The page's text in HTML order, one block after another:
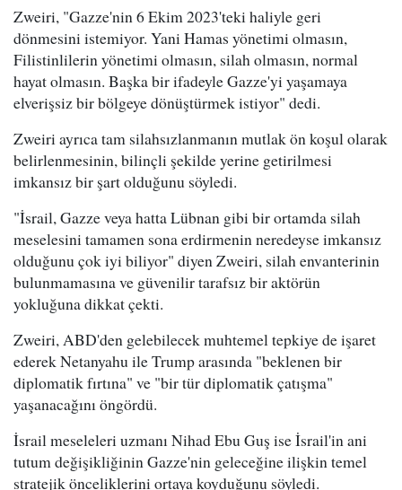
Zweiri, "Gazze'nin 6 Ekim 2023'teki haliyle geri
dönmesini istemiyor. Yani Hamas yönetimi olmasın,
Filistinlilerin yönetimi olmasın, silah olmasın, normal
hayat olmasın. Başka bir ifadeyle Gazze'yi yaşamaya
elverişsiz bir bölgeye dönüştürmek istiyor" dedi.
Zweiri ayrıca tam silahsızlanmanın mutlak ön koşul olarak
belirlenmesinin, bilinçli şekilde yerine getirilmesi
imkansız bir şart olduğunu söyledi.
"İsrail, Gazze veya hatta Lübnan gibi bir ortamda silah
meselesini tamamen sona erdirmenin neredeyse imkansız
olduğunu çok iyi biliyor" diyen Zweiri, silah envanterinin
bulunmamasına ve güvenilir tarafsız bir aktörün
yokluğuna dikkat çekti.
Zweiri, ABD'den gelebilecek muhtemel tepkiye de işaret
ederek Netanyahu ile Trump arasında "beklenen bir
diplomatik fırtına" ve "bir tür diplomatik çatışma"
yaşanacağını öngördü.
İsrail meseleleri uzmanı Nihad Ebu Guş ise İsrail'in ani
tutum değişikliğinin Gazze'nin geleceğine ilişkin temel
stratejik önceliklerini ortaya koyduğunu söyledi.